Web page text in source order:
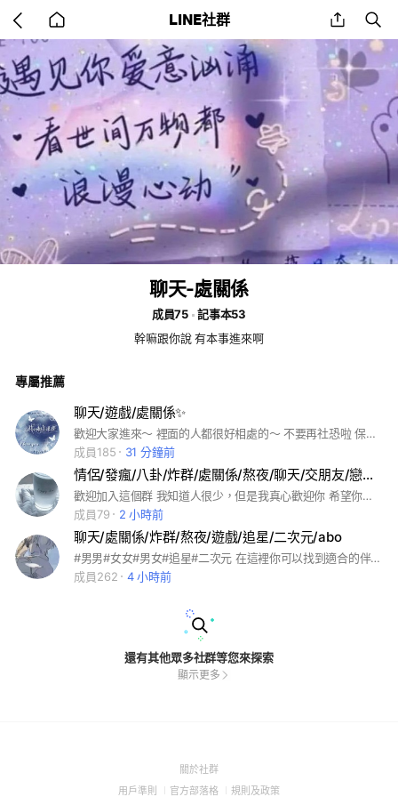
back
to
home
LINE社群 share
聊天-處關係
成員75
記事本53
幹嘛跟你說 有本事進來啊
專屬推薦
聊天/遊戲/處關係✨️
歡迎大家進來～ 裡面的人都很好相處的～ 不要再社恐啦 保證讓你變社牛(⁎⁍̴̛ᴗ⁍̴̛⁎)
成員185
31 分鐘前
情侶/發瘋/八卦/炸群/處關係/熬夜/聊天/交朋友/戀愛/掛睡/送圖/熱門/放閃/追星/遊戲
歡迎加入這個群 我知道人很少，但是我真心歡迎你 希望你可以幫我邀人 讓這個群更熱鬧 非常無敵感謝你的加入 這裡可以處關係、當管 🐾🐾🐾🐾🐾🐾
成員79
2 小時前
聊天/處關係/炸群/熬夜/遊戲/追星/二次元/abo
#男男#女女#男女#追星#二次元 在這裡你可以找到適合的伴侶，能和你一起聊天的朋友，和各種好相處的人。各位寶子們，進來了就不要退了好不好。
成員262
4 小時前
還有其他眾多社群等您來探索
顯示更多
關於社群(Open
用戶準則 (Open
官方部落格 (Open
規則及政策(Open